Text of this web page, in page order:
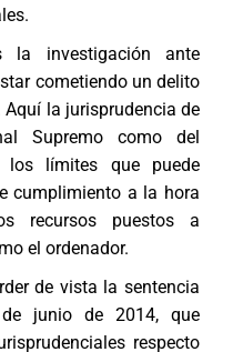
la investigación ante
cometiendo un delito
la jurisprudencia de
Supremo como del
los límites que puede
cumplimiento a la hora
recursos puestos a
el ordenador.
de vista la sentencia
junio de 2014, que
respecto